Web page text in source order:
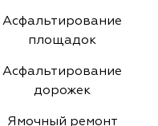
Асфальтирование
площадок
Асфальтирование
дорожек
Ямочный ремонт